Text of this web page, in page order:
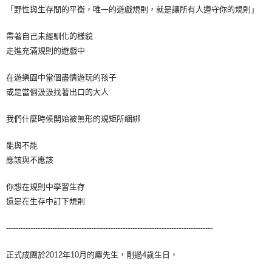
全家取貨付款
7-11取貨付款
付款後7-11取貨
宅配
「野性與生存間的平衡，唯一的遊戲規則，就是讓所有人遵守你的規則」
帶著自己未經馴化的樣貌
走進充滿規則的遊戲中
在遊樂園中當個盡情遊玩的孩子
或是當個汲汲找著出口的大人
我們什麼時候開始被無形的規矩所綑綁
能與不能
應該與不應該
你想在規則中學習生存
還是在生存中訂下規則
-------------------------------------------------------------------------------------
正式成團於2012年10月的麋先生，剛過4歲生日，